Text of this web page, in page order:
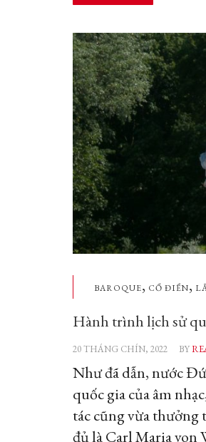
BAROQUE, CỔ ĐIỂN,
Hành trình lịch sử
20 THÁNG CHÍN, 2022 BY
Như đã dẫn, nước
quốc gia của âm
tác cũng vừa thưởng
đủ là Carl Maria von